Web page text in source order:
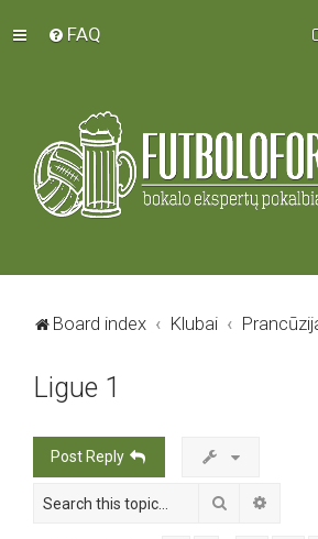
FAQ
Board index Klubai
Ligue 1
Post Reply
Search